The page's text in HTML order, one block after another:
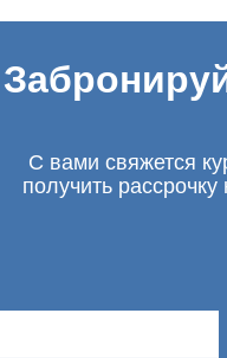
С вами свяжется
получить